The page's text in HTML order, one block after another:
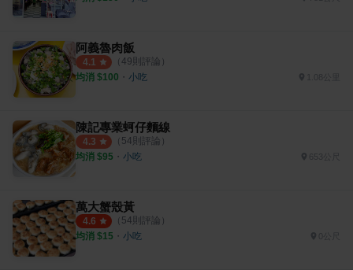
阿義魯肉飯
4.1 （ 49則評論）
均消 $100 ・ 小吃
陳記專業蚵仔麵線
4.3 （ 54則評論）
均消 $95 ・ 小吃 653公尺
萬大蟹殼黃
4.6 （ 54則評論）
均消 $15 ・ 小吃